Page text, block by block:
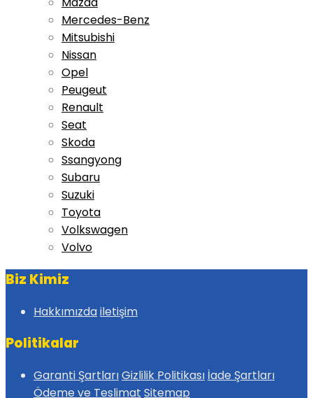
Mercedes-Benz
Mitsubishi
Nissan
Opel
Peugeut
Renault
Seat
Skoda
Ssangyong
Subaru
Suzuki
Toyota
Volkswagen
Volvo
Biz Kimiz
Hakkımızdailetişim
Politikalar
Garanti ŞartlarıGizlilik Politikası İade Şartları
Ödeme ve Teslimat Sitemap